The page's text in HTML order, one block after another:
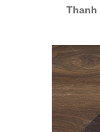
Thanh